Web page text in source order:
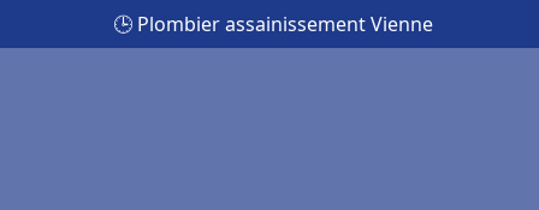
🕒 Plombier assainissement Vienne